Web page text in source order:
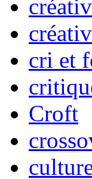
cri et
Croft